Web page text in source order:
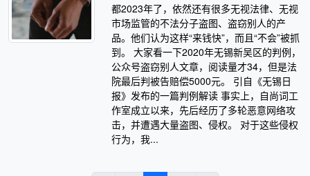
都2023年了，依然还有很多无视法律、无视
市场监管的不法分子盗图、盗窃别人的产
品。他们认为这样“来钱快”，而且“不会”被抓
到。 大家看一下2020年无锡新吴区的判例，
公众号盗窃别人文章，阅读量才34，但是法
院最后判被告赔偿5000元。 引自《无锡日
报》发布的一篇判例解读 事实上，自尚词工
作室成立以来，先后经历了多轮恶意网络攻
击，并遭遇大量盗图、侵权。 对于这些侵权
行为，我...